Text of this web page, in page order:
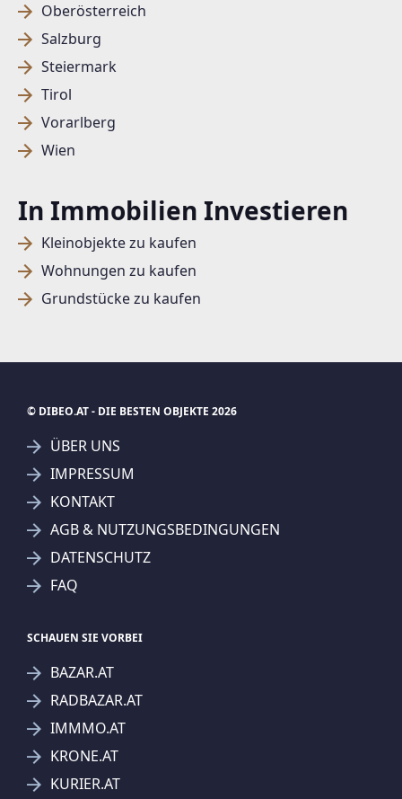
Oberösterreich
Salzburg
Steiermark
Tirol
Vorarlberg
Wien
In Immobilien Investieren
Kleinobjekte zu kaufen
Wohnungen zu kaufen
Grundstücke zu kaufen
SUCHAGENT ANLEGEN FÜR DIE
AKTUELLEN SUCHKRITERIEN
Ich stimme der Verarbeitung meiner Daten, wie
zu.
© DIBEO.AT - DIE BESTEN OBJEKTE 2026
ÜBER UNS
IMPRESSUM
KONTAKT
AGB & NUTZUNGSBEDINGUNGEN
DATENSCHUTZ
FAQ
SCHAUEN SIE VORBEI
BAZAR.AT
RADBAZAR.AT
IMMMO.AT
KRONE.AT
KURIER.AT